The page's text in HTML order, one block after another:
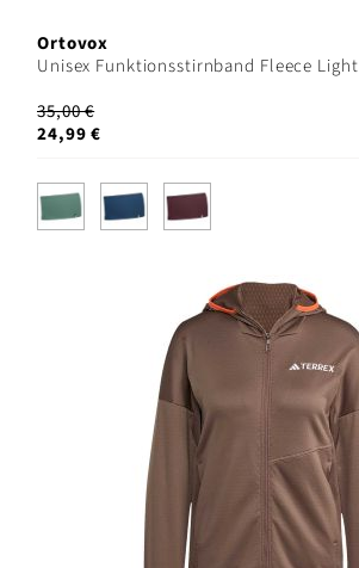
Ortovox
Unisex Funktionsstirnband Fleece Light
35,00 €
24,99 €